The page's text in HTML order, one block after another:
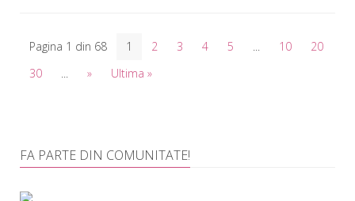
Pagina 1 din 68 1 2 3 4 5 ... 10
20
30
... » Ultima »
FA PARTE DIN COMUNITATE!